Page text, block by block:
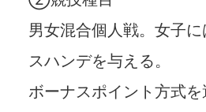
男女混合個人戦。女子
スハンデを与える。
ボーナスポイント方式